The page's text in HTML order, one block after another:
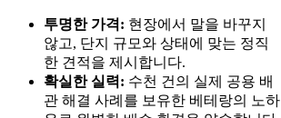
투명한 가격: 현장에서 말을 바꾸지
않고, 단지 규모와 상태에 맞는 정직
한 견적을 제시합니다.
확실한 실력: 수천 건의 실제 공용 배
관 해결 사례를 보유한 베테랑의 노하